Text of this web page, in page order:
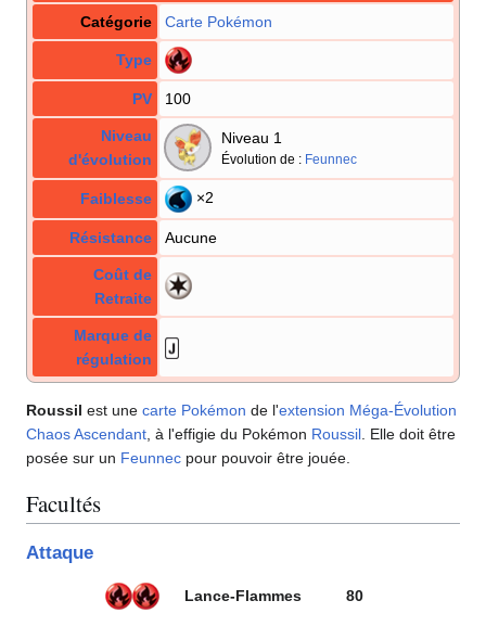
Catégorie Carte Pokémon
Type
PV 100
Niveau
d'évolution
Niveau 1
Évolution de : Feunnec
Faiblesse ×2
Résistance Aucune
Coût de
Retraite
Marque de
régulation
Roussil est une carte Pokémon de l'extension Méga-Évolution
Chaos Ascendant , à l'effigie du Pokémon Roussil . Elle doit être
posée sur un Feunnec pour pouvoir être jouée.
Facultés
Attaque
Lance-Flammes 80